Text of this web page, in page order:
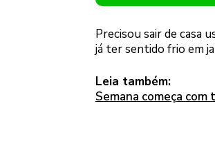
Precisou sair de casa
já ter sentido frio em
Leia também:
Semana começa